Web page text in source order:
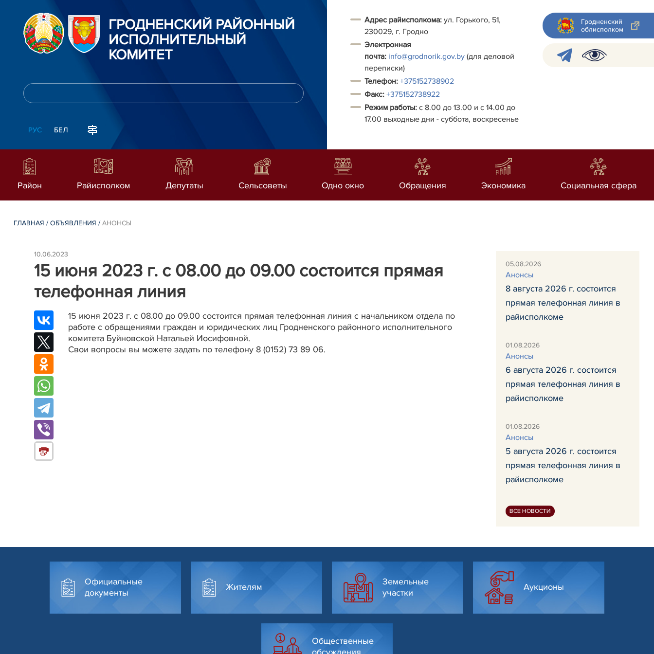
ГРОДНЕНСКИЙ РАЙОННЫЙ
ИСПОЛНИТЕЛЬНЫЙ
КОМИТЕТ
РУС БЕЛ
Адрес райисполкома: ул. Горького, 51,
230029, г. Гродно
Электронная
почта: info@grodnorik.gov.by (для деловой
переписки)
Телефон: +375152738902
Факс: +375152738922
Режим работы: с 8.00 до 13.00 и с 14.00 до
17.00 выходные дни - суббота, воскресенье
Гродненский
облисполком
Район Райисполком Депутаты Сельсоветы Одно окно Обращения Экономика Социальная сфера
ГЛАВНАЯ /ОБЪЯВЛЕНИЯ /АНОНСЫ
10.06.2023
15 июня 2023 г. с 08.00 до 09.00 состоится прямая
телефонная линия
15 июня 2023 г. с 08.00 до 09.00 состоится прямая телефонная линия с начальником отдела по
работе с обращениями граждан и юридических лиц Гродненского районного исполнительного
комитета Буйновской Натальей Иосифовной.
Свои вопросы вы можете задать по телефону 8 (0152) 73 89 06.
05.08.2026
Анонсы
8 августа 2026 г. состоится
прямая телефонная линия в
райисполкоме
01.08.2026
Анонсы
6 августа 2026 г. состоится
прямая телефонная линия в
райисполкоме
01.08.2026
Анонсы
5 августа 2026 г. состоится
прямая телефонная линия в
райисполкоме
ВСЕ НОВОСТИ
Официальные
документы
Жителям
Земельные
участки
Аукционы
Общественные